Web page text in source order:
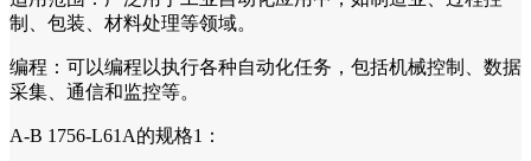
制、包装、材料处理等领域。
编程：可以编程以执行各种自动化任务，包括机械控制、数据
采集、通信和监控等。
A-B 1756-L61A的规格1：